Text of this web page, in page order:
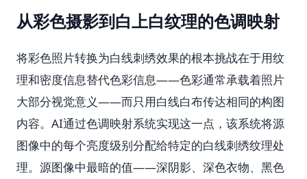
从彩色摄影到白上白纹理的色调映射
将彩色照片转换为白线刺绣效果的根本挑战在于用纹
理和密度信息替代色彩信息——色彩通常承载着照片
大部分视觉意义——而只用白线白布传达相同的构图
内容。AI通过色调映射系统实现这一点，该系统将源
图像中的每个亮度级别分配给特定的白线刺绣纹理处
理。源图像中最暗的值——深阴影、深色衣物、黑色